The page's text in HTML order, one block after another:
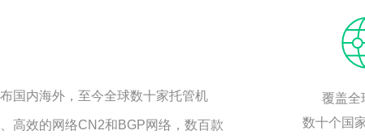
国内海外，至今全球数十家托管机
高效的网络CN2和BGP网络，数百款
覆盖全
数十个国